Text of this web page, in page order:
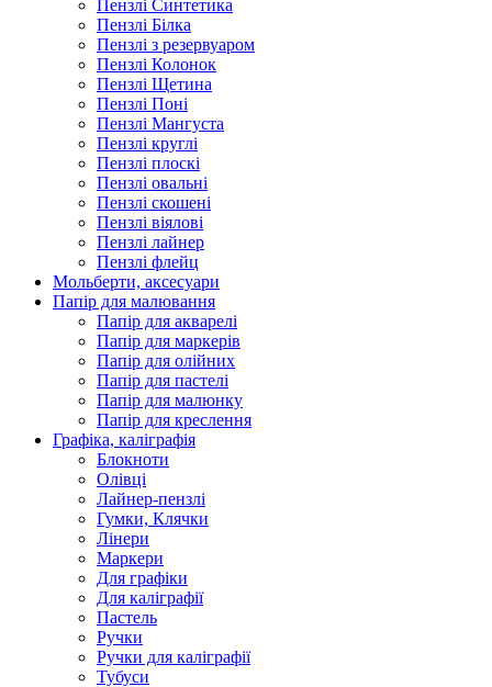
Пензлі Синтетика
Пензлі Білка
Пензлі з резервуаром
Пензлі Колонок
Пензлі Щетина
Пензлі Поні
Пензлі Мангуста
Пензлі круглі
Пензлі плоскі
Пензлі овальні
Пензлі скошені
Пензлі віялові
Пензлі лайнер
Пензлі флейц
Мольберти, аксесуари
Папір для малювання
Папір для акварелі
Папір для маркерів
Папір для олійних
Папір для пастелі
Папір для малюнку
Папір для креслення
Графіка, каліграфія
Блокноти
Олівці
Лайнер-пензлі
Гумки, Клячки
Лінери
Маркери
Для графіки
Для каліграфії
Пастель
Ручки
Ручки для каліграфії
Тубуси